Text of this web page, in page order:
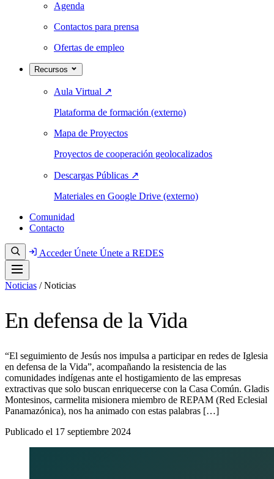
Agenda
Contactos para prensa
Ofertas de empleo
Recursos
Aula Virtual ↗
Plataforma de formación (externo)
Mapa de Proyectos
Proyectos de cooperación geolocalizados
Descargas Públicas ↗
Materiales en Google Drive (externo)
Comunidad
Contacto
AccederÚnete Únete a REDES
Noticias / Noticias
En defensa de la Vida
“El seguimiento de Jesús nos impulsa a participar en redes de Iglesia
en defensa de la Vida”, acompañando la resistencia de las
comunidades indígenas ante el hostigamiento de las empresas
extractivas que solo buscan enriquecerse con la Casa Común. Gladis
Montesinos, carmelita misionera miembro de REPAM (Red Eclesial
Panamazónica), nos ha animado con estas palabras […]
Publicado el 17 septiembre 2024